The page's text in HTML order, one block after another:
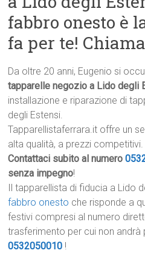
fabbro onesto è
fa per te! Chiama
Da oltre 20 anni, Eugenio si
tapparelle negozio a Lido degli
installazione e riparazione di
degli Estensi.
Tapparellistaferrara.it offre un
alta qualità, a prezzi competitivi.
Contattaci subito al numero
senza impegno!
Il tapparellista di fiducia a Lido
fabbro onesto che risponde a
festivi compresi al numero
trasferimento per cui non andrà
0532050010 !